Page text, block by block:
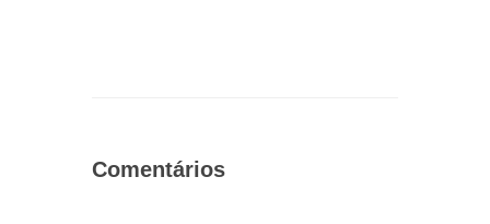
Comentários